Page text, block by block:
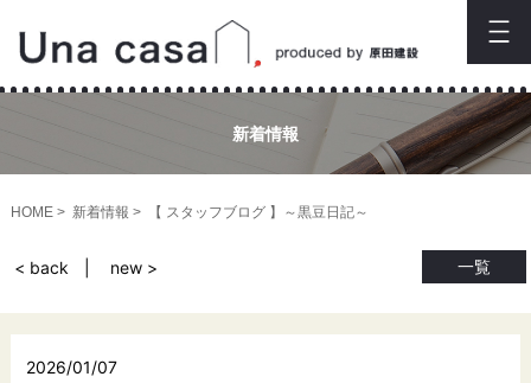
新着情報
HOME 新着情報 【 スタッフブログ 】～黒豆日記～
一覧
< back new >
2026/01/07